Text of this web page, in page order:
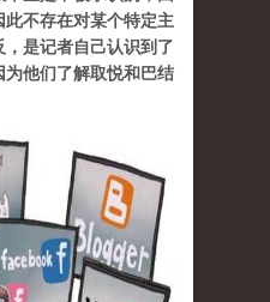
不存在对某个特定主
是记者自己认识到了
他们了解取悦和巴结